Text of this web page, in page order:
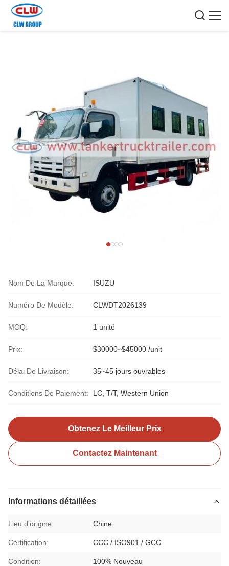
Nom De La Marque: ISUZU
Numéro De Modèle: CLWDT2026139
MOQ: 1 unité
Prix: $30000~$45000 /unit
Délai De Livraison: 35~45 jours ouvrables
Conditions De Paiement: LC, T/T, Western Union
Obtenez Le Meilleur Prix
Contactez Maintenant
Informations détaillées
Lieu d'origine: Chine
Certification: CCC / ISO901 / GCC
Condition: 100% Nouveau